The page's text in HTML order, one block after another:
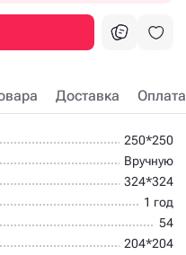
Доставка Оплата
250*250
Вручную
324*324
1 год
54
204*204